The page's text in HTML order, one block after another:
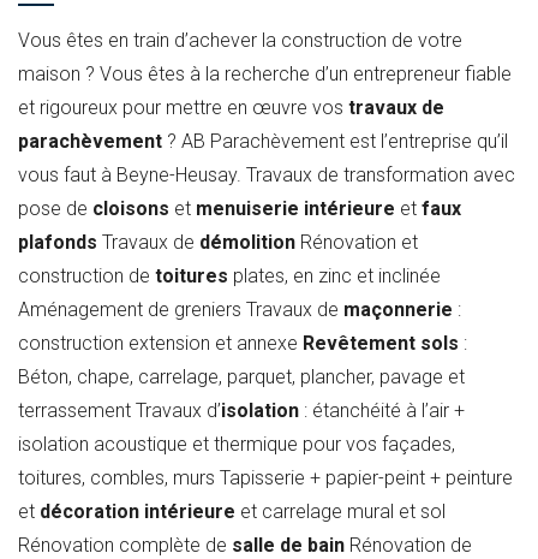
Vous êtes en train d’achever la construction de votre
maison ? Vous êtes à la recherche d’un entrepreneur fiable
et rigoureux pour mettre en œuvre vos travaux de
parachèvement ? AB Parachèvement est l’entreprise qu’il
vous faut à Beyne-Heusay. Travaux de transformation avec
pose de cloisons et menuiserie intérieure et faux
plafonds Travaux de démolition Rénovation et
construction de toitures plates, en zinc et inclinée
Aménagement de greniers Travaux de maçonnerie :
construction extension et annexe Revêtement sols :
Béton, chape, carrelage, parquet, plancher, pavage et
terrassement Travaux d’isolation : étanchéité à l’air +
isolation acoustique et thermique pour vos façades,
toitures, combles, murs Tapisserie + papier-peint + peinture
et décoration intérieure et carrelage mural et sol
Rénovation complète de salle de bain Rénovation de